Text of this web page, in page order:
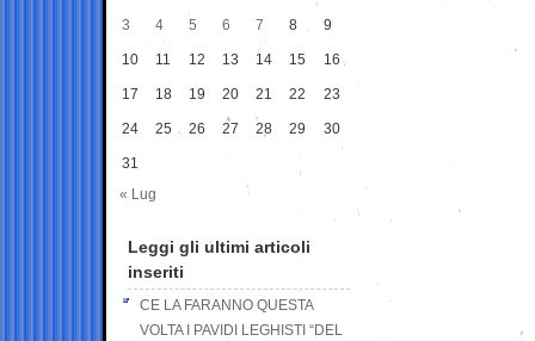
3 4 5 6 7 8 9
10 11 12 13 14 15 16
17 18 19 20 21 22 23
24 25 26 27 28 29 30
31
« Lug
Leggi gli ultimi articoli
inseriti
CE LA FARANNO QUESTA
VOLTA I PAVIDI LEGHISTI “DEL